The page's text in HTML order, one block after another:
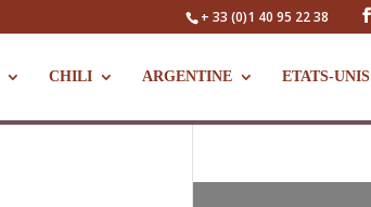
+ 33 (0)1 40 95 22 38
CHILI ARGENTINE ETATS-UNIS